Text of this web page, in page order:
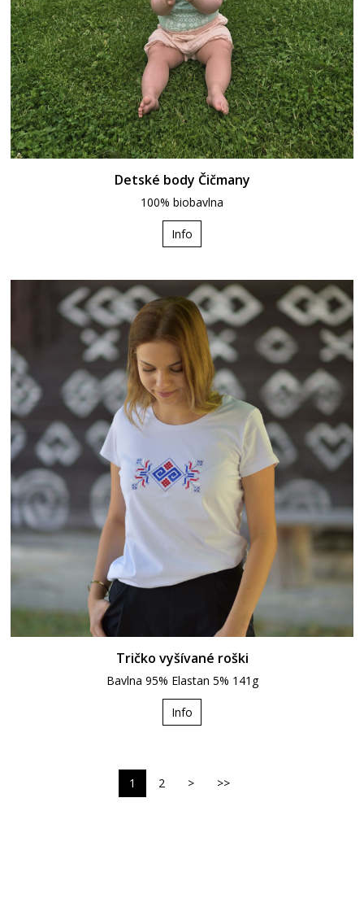
Detské body Čičmany
100% biobavlna
Info
Tričko vyšívané roški
Bavlna 95% Elastan 5% 141g
Info
1 2 > >>